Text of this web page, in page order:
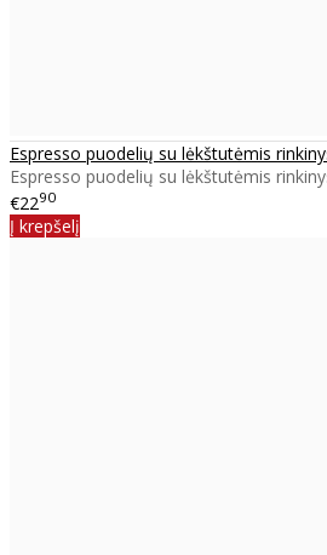
Espresso puodelių su lėkštutėmis
Espresso puodelių su lėkštutėmis
€2290
Į krepšelį